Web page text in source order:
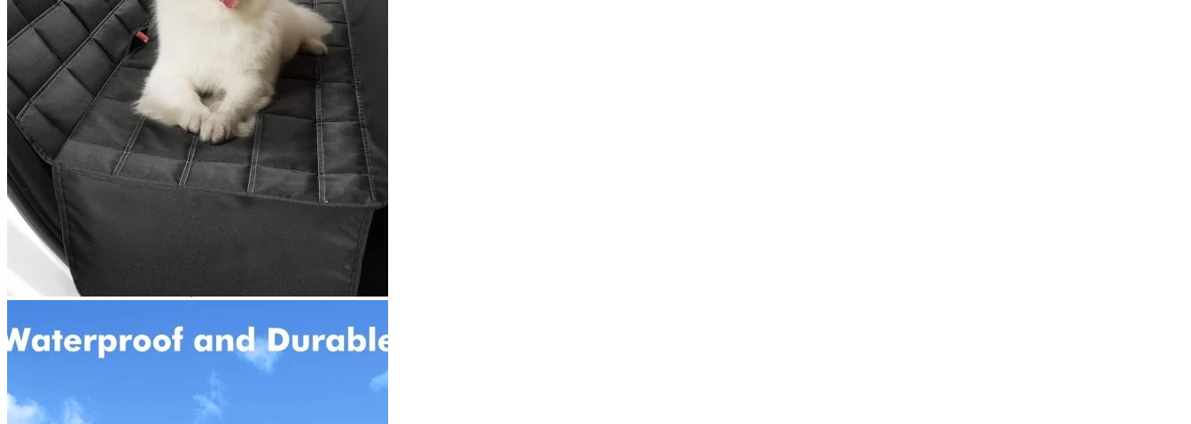
Navigație Mercedes W204
Navigație Mercedes W211
Navigație Mercedes Sprinter
Passat
Navigație Passat B5
Navigație Passat B5 5
Navigație Passat B6
Navigație Passat B7
Navigație Passat B8
Navigație Passat CC
Skoda
Navigație Skoda Fabia 1
Navigație Skoda Superb 2
Navigație Toyota Avensis T25
Portbagaj Plafon Auto
Sub 350 Litri